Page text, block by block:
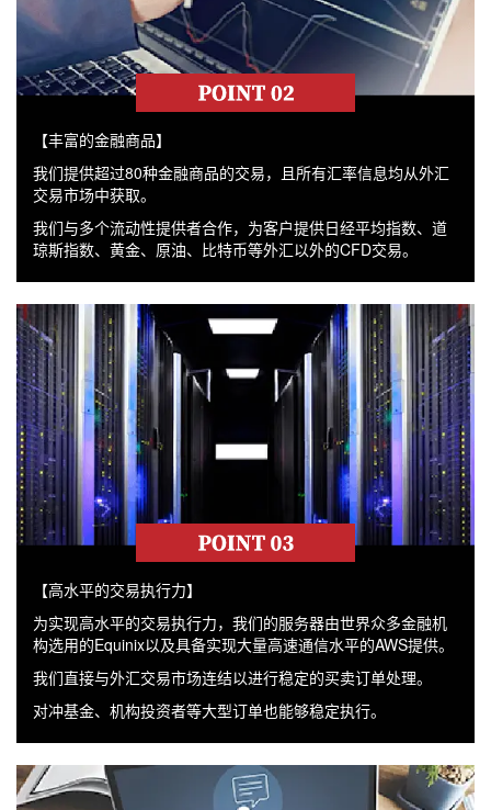
【丰富的金融商品】
我们提供超过80种金融商品的交易，且所有汇率信息均从外汇
交易市场中获取。
我们与多个流动性提供者合作，为客户提供日经平均指数、道
琼斯指数、黄金、原油、比特币等外汇以外的CFD交易。
【高水平的交易执行力】
为实现高水平的交易执行力，我们的服务器由世界众多金融机
构选用的Equinix以及具备实现大量高速通信水平的AWS提供。
我们直接与外汇交易市场连结以进行稳定的买卖订单处理。
对冲基金、机构投资者等大型订单也能够稳定执行。